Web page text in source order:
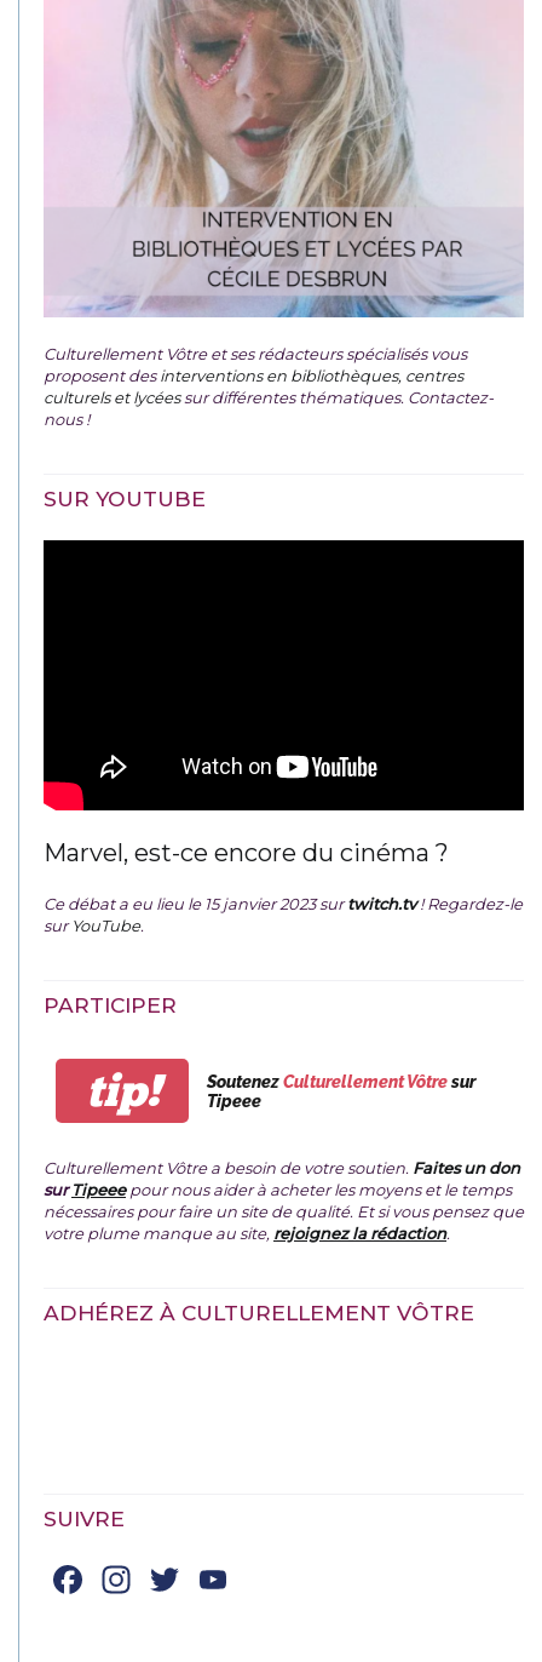
Culturellement Vôtre et ses rédacteurs spécialisés vous
proposent desinterventions en bibliothèques, centres
culturels et lycéessur différentes thématiques. Contactez-
nous !
SUR YOUTUBE
Marvel, est-ce encore du cinéma ?
Ce débat a eu lieu le 15 janvier 2023 surtwitch.tv ! Regardez-le
surYouTube.
PARTICIPER
tip! SoutenezCulturellement Vôtresur
Tipeee
Culturellement Vôtre a besoin de votre soutien. Faites un don
surTipeeepour nous aider à acheter les moyens et le temps
nécessaires pour faire un site de qualité. Et si vous pensez que
votre plume manque au site, rejoignez la rédaction.
ADHÉREZ À CULTURELLEMENT VÔTRE
SUIVRE
Facebook
Instagram
Twitter